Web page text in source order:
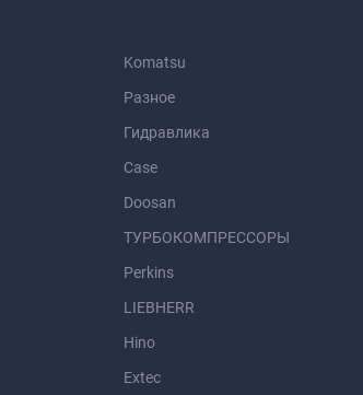
Komatsu
Разное
Гидравлика
Case
Doosan
ТУРБОКОМПРЕССОРЫ
Perkins
LIEBHERR
Hino
Extec